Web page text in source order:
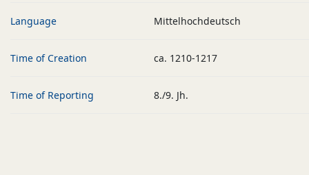
Language Mittelhochdeutsch
Time of Creation ca. 1210-1217
Time of Reporting 8./9. Jh.